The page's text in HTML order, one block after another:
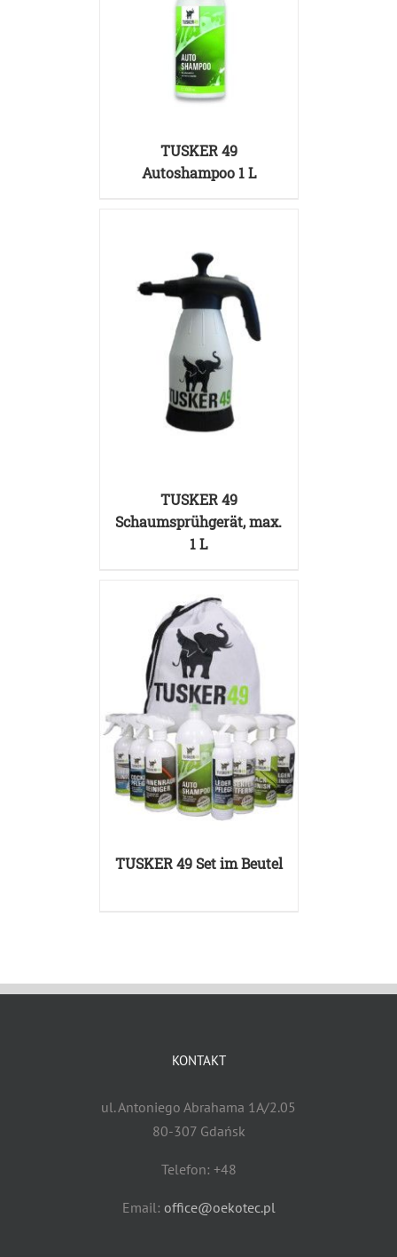
TUSKER 49
Autoshampoo 1 L
DETAILS
TUSKER 49
Schaumsprühgerät, max.
1 L
TUSKER 49 Set im Beutel
KONTAKT
ul. Antoniego Abrahama 1A/2.05
80-307 Gdańsk
Telefon: +48
Email: office@oekotec.pl